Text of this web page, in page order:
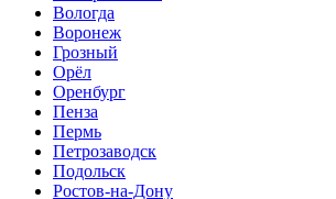
Вологда
Воронеж
Грозный
Орёл
Оренбург
Пенза
Пермь
Петрозаводск
Подольск
Ростов-на-Дону